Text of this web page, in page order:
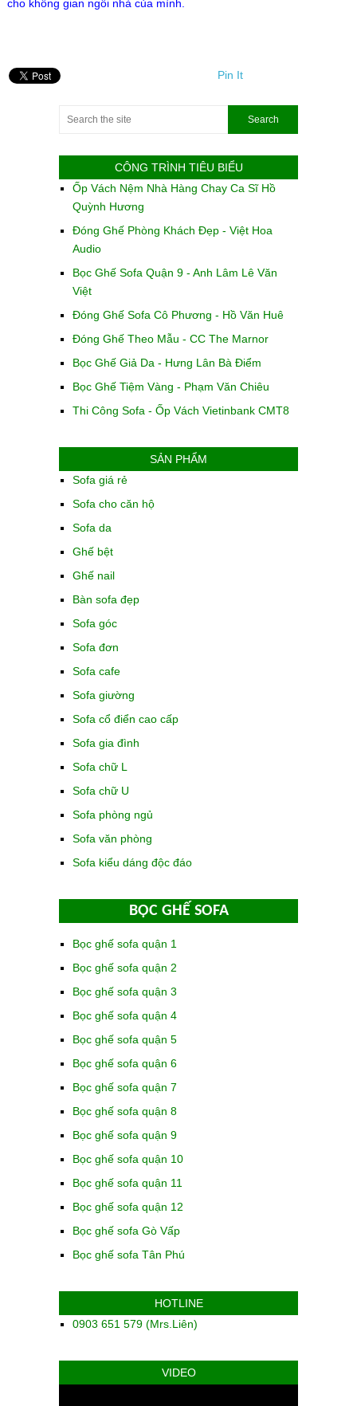
cho không gian ngôi nhà của mình.
Pin It
CÔNG TRÌNH TIÊU BIỂU
Ốp Vách Nệm Nhà Hàng Chay Ca Sĩ Hồ
Quỳnh Hương
Đóng Ghế Phòng Khách Đẹp - Việt Hoa
Audio
Bọc Ghế Sofa Quận 9 - Anh Lâm Lê Văn
Việt
Đóng Ghế Sofa Cô Phương - Hồ Văn Huê
Đóng Ghế Theo Mẫu - CC The Marnor
Bọc Ghế Giả Da - Hưng Lân Bà Điểm
Bọc Ghế Tiệm Vàng - Phạm Văn Chiêu
Thi Công Sofa - Ốp Vách Vietinbank CMT8
SẢN PHẨM
Sofa giá rẻ
Sofa cho căn hộ
Sofa da
Ghế bệt
Ghế nail
Bàn sofa đẹp
Sofa góc
Sofa đơn
Sofa cafe
Sofa giường
Sofa cổ điển cao cấp
Sofa gia đình
Sofa chữ L
Sofa chữ U
Sofa phòng ngủ
Sofa văn phòng
Sofa kiểu dáng độc đáo
BỌC GHẾ SOFA
Bọc ghế sofa quận 1
Bọc ghế sofa quận 2
Bọc ghế sofa quận 3
Bọc ghế sofa quận 4
Bọc ghế sofa quận 5
Bọc ghế sofa quận 6
Bọc ghế sofa quận 7
Bọc ghế sofa quận 8
Bọc ghế sofa quận 9
Bọc ghế sofa quận 10
Bọc ghế sofa quận 11
Bọc ghế sofa quận 12
Bọc ghế sofa Gò Vấp
Bọc ghế sofa Tân Phú
HOTLINE
0903 651 579 (Mrs.Liên)
VIDEO